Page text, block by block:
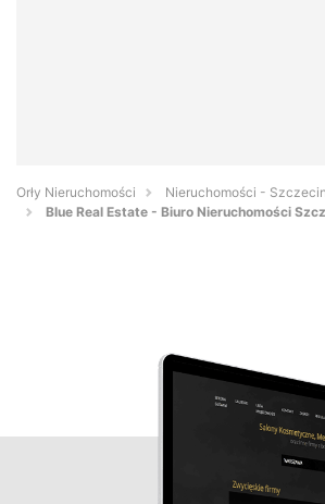
Orły Nieruchomości
Nieruchomości - Szczecin
Blue Real Estate - Biuro Nieruchomości